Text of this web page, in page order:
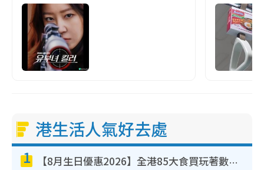
港生活人氣好去處
1 【8月生日優惠2026】全港85大食買玩著數攻略 自助餐/火鍋放題同行免費＋誠品/DONKI送現金券